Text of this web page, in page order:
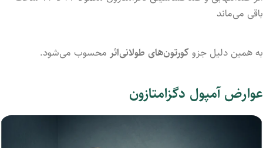
باقی می‌ماند
به همین دلیل جزو کورتون‌های طولانی‌اثر محسوب می‌شود.
عوارض آمپول دگزامتازون